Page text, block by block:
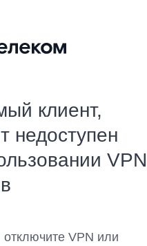
клиент,
недоступен
VPN
VPN или